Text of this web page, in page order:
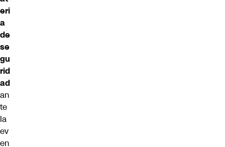
eri
a
de
se
gu
rid
ad
an
te
la
ev
en